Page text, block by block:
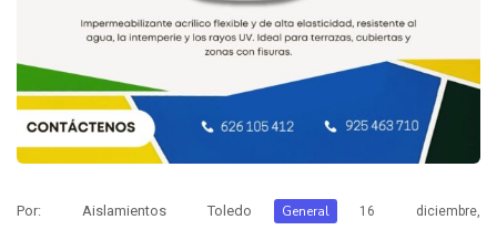
Por: Aislamientos Toledo General
16 diciembre,